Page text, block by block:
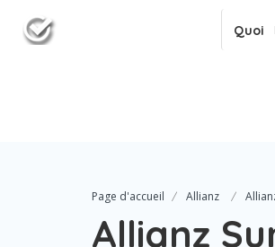
Quoi
Page d'accueil Allianz
Allianz